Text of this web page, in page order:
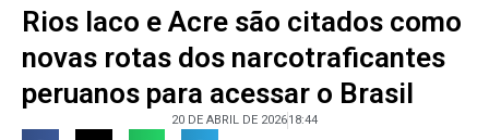
Rios Iaco e Acre são citados como
novas rotas dos narcotraficantes
peruanos para acessar o Brasil
20 DE ABRIL DE 202618:44